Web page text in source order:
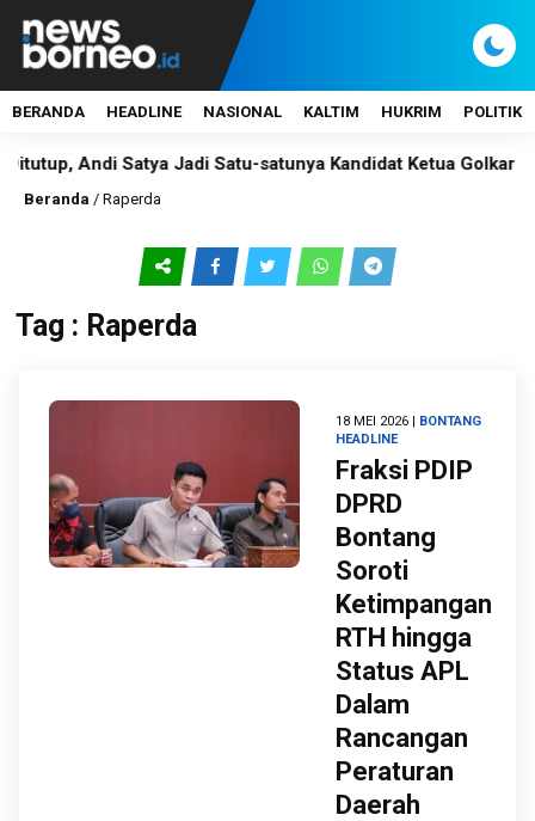
BERANDA HEADLINE NASIONAL KALTIM HUKRIM POLITIK
Andi Satya Jadi Satu-satunya Kandidat Ketua Golkar
Beranda / Raperda
Tag : Raperda
18 MEI 2026 | BONTANG
HEADLINE
Fraksi PDIP
DPRD
Bontang
Soroti
Ketimpangan
RTH hingga
Status APL
Dalam
Rancangan
Peraturan
Daerah